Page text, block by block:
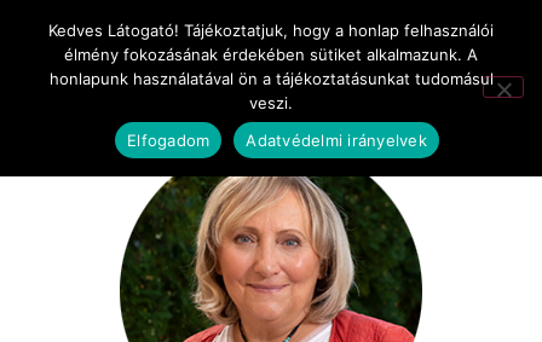
Kedves Látogató! Tájékoztatjuk, hogy a honlap felhasználói
élmény fokozásának érdekében sütiket alkalmazunk. A
honlapunk használatával ön a tájékoztatásunkat tudomásul
veszi.
Elfogadom
Adatvédelmi irányelvek